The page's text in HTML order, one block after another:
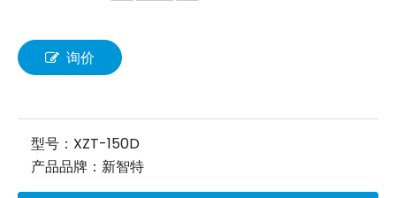
询价
型号： XZT-150D
产品品牌： 新智特